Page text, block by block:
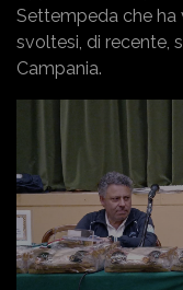
Settempeda che
svoltesi, di recente,
Campania.